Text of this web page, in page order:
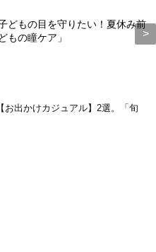
どもの目を守りたい！夏休み前
もの瞳ケア」
お出かけカジュアル】2選。「旬